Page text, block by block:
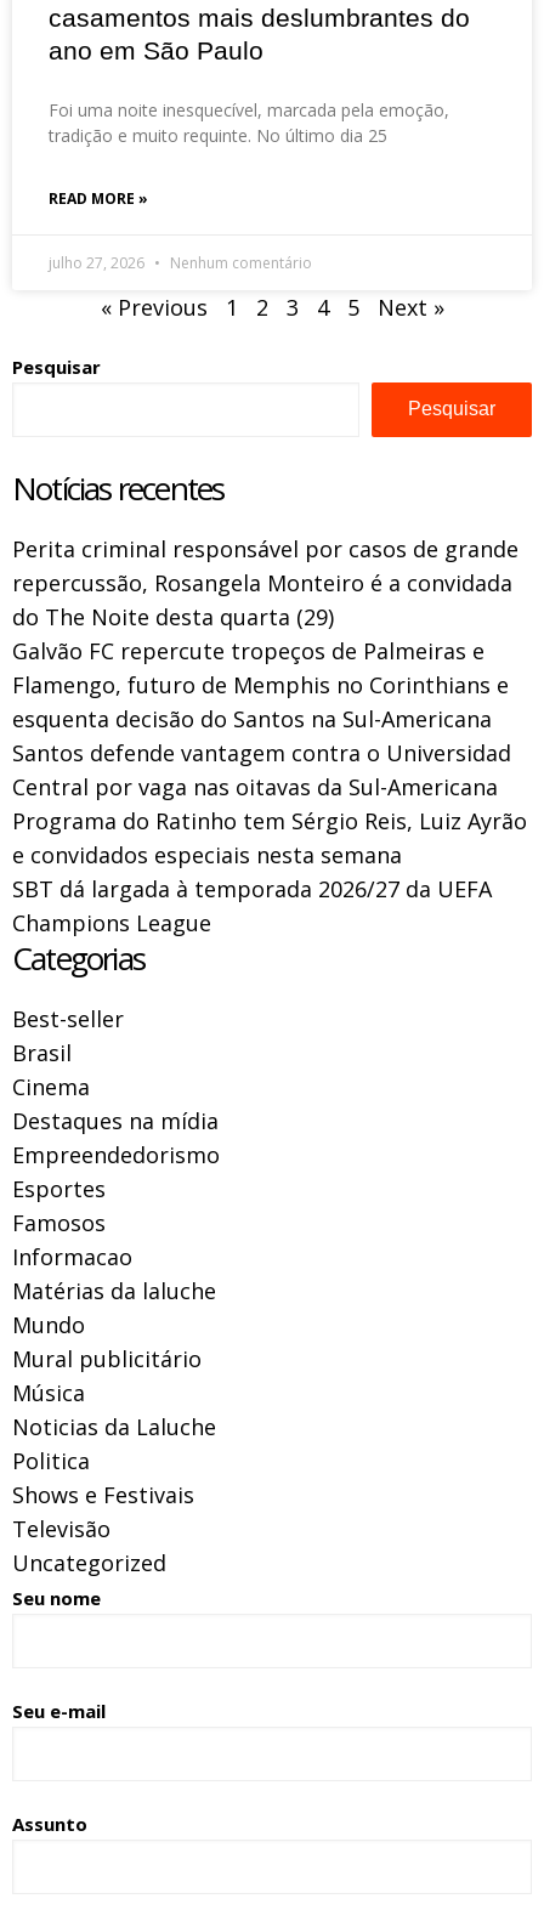
casamentos mais deslumbrantes do
ano em São Paulo
Foi uma noite inesquecível, marcada pela emoção,
tradição e muito requinte. No último dia 25
READ MORE »
julho 27, 2026 Nenhum comentário
« Previous 1 2 3 4 5 Next »
Pesquisar
Pesquisar
Notícias recentes
Perita criminal responsável por casos de grande
repercussão, Rosangela Monteiro é a convidada
do The Noite desta quarta (29)
Galvão FC repercute tropeços de Palmeiras e
Flamengo, futuro de Memphis no Corinthians e
esquenta decisão do Santos na Sul-Americana
Santos defende vantagem contra o Universidad
Central por vaga nas oitavas da Sul-Americana
Programa do Ratinho tem Sérgio Reis, Luiz Ayrão
e convidados especiais nesta semana
SBT dá largada à temporada 2026/27 da UEFA
Champions League
Categorias
Best-seller
Brasil
Cinema
Destaques na mídia
Empreendedorismo
Esportes
Famosos
Informacao
Matérias da laluche
Mundo
Mural publicitário
Música
Noticias da Laluche
Politica
Shows e Festivais
Televisão
Uncategorized
Seu nome
Seu e-mail
Assunto